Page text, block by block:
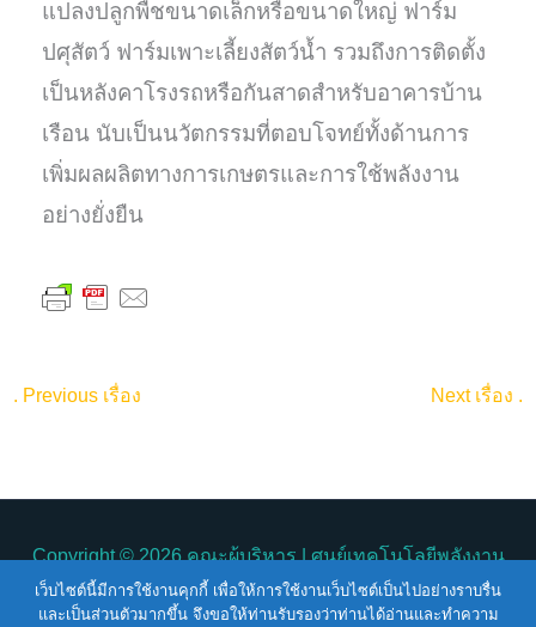
แปลงปลูกพืชขนาดเล็กหรือขนาดใหญ่ ฟาร์ม
ปศุสัตว์ ฟาร์มเพาะเลี้ยงสัตว์น้ำ รวมถึงการติดตั้ง
เป็นหลังคาโรงรถหรือกันสาดสำหรับอาคารบ้าน
เรือน นับเป็นนวัตกรรมที่ตอบโจทย์ทั้งด้านการ
เพิ่มผลผลิตทางการเกษตรและการใช้พลังงาน
อย่างยั่งยืน
. Previous เรื่อง Next เรื่อง .
Copyright © 2026คณะผู้บริหาร| ศูนย์เทคโนโลยีพลังงาน
แห่งชาติคณะผู้บริหาร
เว็บไซต์นี้มีการใช้งานคุกกี้ เพื่อให้การใช้งานเว็บไซต์เป็นไปอย่างราบรื่น
และเป็นส่วนตัวมากขึ้น จึงขอให้ท่านรับรองว่าท่านได้อ่านและทำความ